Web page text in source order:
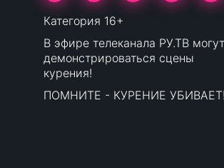
Категория 16+
В эфире телеканала РУ.ТВ могут
демонстрироваться сцены
курения!
ПОМНИТЕ - КУРЕНИЕ УБИВАЕТ!